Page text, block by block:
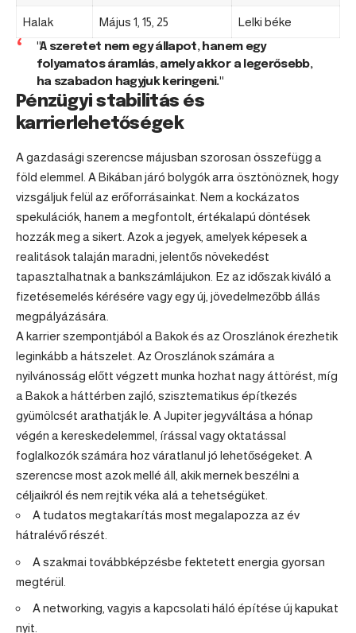
Halak Május 1, 15, 25 Lelki béke
"A szeretet nem egy állapot, hanem egy
folyamatos áramlás, amely akkor a legerősebb,
ha szabadon hagyjuk keringeni."
Pénzügyi stabilitás és
karrierlehetőségek
A gazdasági szerencse májusban szorosan összefügg a
föld elemmel. A Bikában járó bolygók arra ösztönöznek, hogy
vizsgáljuk felül az erőforrásainkat. Nem a kockázatos
spekulációk, hanem a megfontolt, értékalapú döntések
hozzák meg a sikert. Azok a jegyek, amelyek képesek a
realitások talaján maradni, jelentős növekedést
tapasztalhatnak a bankszámlájukon. Ez az időszak kiváló a
fizetésemelés kérésére vagy egy új, jövedelmezőbb állás
megpályázására.
A karrier szempontjából a Bakok és az Oroszlánok érezhetik
leginkább a hátszelet. Az Oroszlánok számára a
nyilvánosság előtt végzett munka hozhat nagy áttörést, míg
a Bakok a háttérben zajló, szisztematikus építkezés
gyümölcsét arathatják le. A Jupiter jegyváltása a hónap
végén a kereskedelemmel, írással vagy oktatással
foglalkozók számára hoz váratlanul jó lehetőségeket. A
szerencse most azok mellé áll, akik mernek beszélni a
céljaikról és nem rejtik véka alá a tehetségüket.
A tudatos megtakarítás most megalapozza az év
hátralévő részét.
A szakmai továbbképzésbe fektetett energia gyorsan
megtérül.
A networking, vagyis a kapcsolati háló építése új kapukat
nyit.